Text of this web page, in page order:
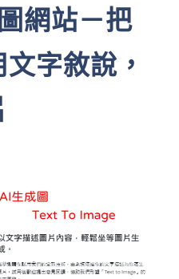
網站－把
字敘說，